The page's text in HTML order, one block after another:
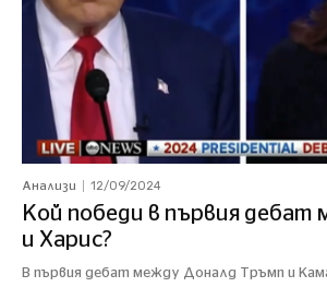
Анализи 12/09/2024
Кой победи в първия дебат
и Харис?
В първия дебат между Доналд Тръмп и